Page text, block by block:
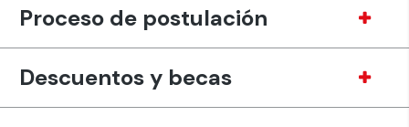
Proceso de postulación
Descuentos y becas